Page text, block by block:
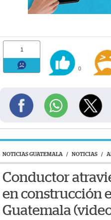
1
0
NOTICIAS GUATEMALA / NOTICIAS /
Conductor
en construcción
Guatemala